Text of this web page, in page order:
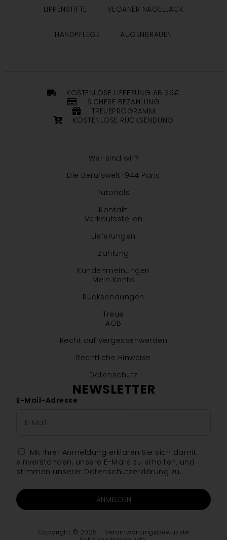
LIPPENSTIFTE VEGANER NAGELLACK
HANDPFLEGE AUGENBRAUEN
KOSTENLOSE LIEFERUNG AB 39€
SICHERE BEZAHLUNG
TREUEPROGRAMM
KOSTENLOSE RÜCKSENDUNG
Wer sind wir?
Die Berufswelt 1944 Paris
Tutorials
Kontakt
Verkaufsstellen
Lieferungen
Zahlung
Kundenmeinungen
Mein Konto
Rücksendungen
Treue
AGB
Recht auf Vergessenwerden
Rechtliche Hinweise
Datenschutz
NEWSLETTER
E-Mail-Adresse
Mit Ihrer Anmeldung erklären Sie sich damit
einverstanden, unsere E-Mails zu erhalten, und
stimmen unserer Datenschutzerklärung zu.
ANMELDEN
Copyright © 2025 – Verantwortungsbewusste